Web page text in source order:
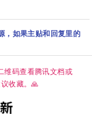
奇霖
载
，如果主贴和回复里的
维码查看腾讯文档或
收藏。🙏